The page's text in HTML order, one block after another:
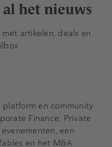
het nieuws
artikelen, deals en
en community
Finance, Private
een
en het M&A